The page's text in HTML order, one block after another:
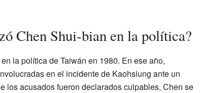
Chen Shui-bian en la política?
la política de Taiwán en 1980. En ese año,
en el incidente de Kaohsiung ante un
los acusados fueron declarados culpables, Chen se